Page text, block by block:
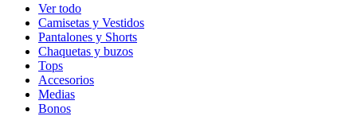
Ver todo
Camisetas y Vestidos
Pantalones y Shorts
Chaquetas y buzos
Tops
Accesorios
Medias
Bonos